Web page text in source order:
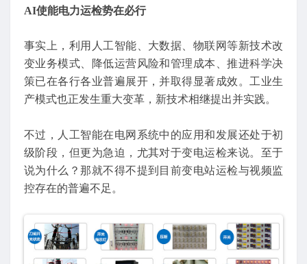
AI使能电力运检势在必行
事实上，利用人工智能、大数据、物联网等新技术改
变业务模式、降低运营风险和管理成本、推进科学决
策已在各行各业普遍展开，并取得显著成效。工业生
产模式也正发生重大变革，新技术相继提出并实践。
不过，人工智能在电网系统中的应用和发展还处于初
级阶段，但更为急迫，尤其对于变电运检来说。至于
说为什么？那就不得不提到目前变电站运检与视频监
控存在的普遍不足。